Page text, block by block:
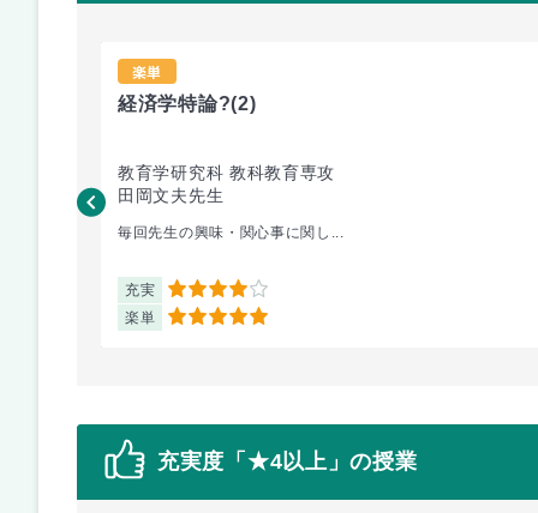
楽単
経済学特論?(2)
教育学研究科 教科教育専攻
田岡文夫先生
毎回先生の興味・関心事に関し...
充実 4
楽単 5
充実度「★4以上」の授業